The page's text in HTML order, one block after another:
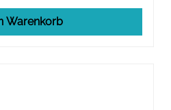
Warenkorb